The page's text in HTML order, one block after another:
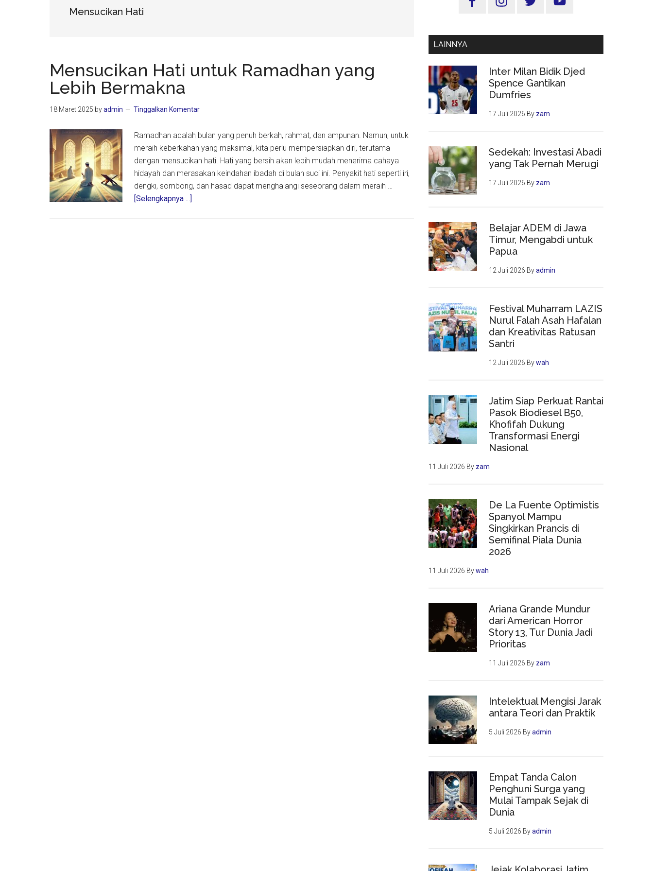
Mensucikan Hati
Mensucikan Hati untuk Ramadhan yang
Lebih Bermakna
18 Maret 2025 byadmin Tinggalkan Komentar
Ramadhan adalah bulan yang penuh berkah, rahmat, dan ampunan. Namun, untuk
meraih keberkahan yang maksimal, kita perlu mempersiapkan diri, terutama
dengan mensucikan hati. Hati yang bersih akan lebih mudah menerima cahaya
hidayah dan merasakan keindahan ibadah di bulan suci ini. Penyakit hati seperti iri,
dengki, sombong, dan hasad dapat menghalangi seseorang dalam meraih …
[Selengkapnya ...]
Utama
LAINNYA
Inter Milan Bidik Djed
Spence Gantikan
Dumfries
17 Juli 2026 By zam
Sedekah: Investasi Abadi
yang Tak Pernah Merugi
17 Juli 2026 By zam
Belajar ADEM di Jawa
Timur, Mengabdi untuk
Papua
12 Juli 2026 Byadmin
Festival Muharram LAZIS
Nurul Falah Asah Hafalan
dan Kreativitas Ratusan
Santri
12 Juli 2026 Bywah
Jatim Siap Perkuat Rantai
Pasok Biodiesel B50,
Khofifah Dukung
Transformasi Energi
Nasional
11 Juli 2026 By zam
De La Fuente Optimistis
Spanyol Mampu
Singkirkan Prancis di
Semifinal Piala Dunia
2026
11 Juli 2026 Bywah
Ariana Grande Mundur
dari American Horror
Story 13, Tur Dunia Jadi
Prioritas
11 Juli 2026 By zam
Intelektual Mengisi Jarak
antara Teori dan Praktik
5 Juli 2026 Byadmin
Empat Tanda Calon
Penghuni Surga yang
Mulai Tampak Sejak di
Dunia
5 Juli 2026 Byadmin